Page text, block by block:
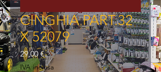
CINGHIA PART.32
X 52079
29,00 €Prezzo
IVA inclusa